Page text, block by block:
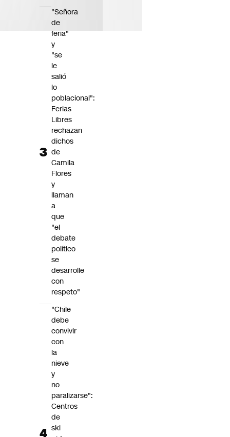
"Señora
de
feria"
y
"se
le
salió
lo
poblacional":
Ferias
Libres
rechazan
dichos
de
Camila
Flores
y
llaman
a
que
"el
debate
político
se
desarrolle
con
respeto"
"Chile
debe
convivir
con
la
nieve
y
no
paralizarse":
Centros
de
ski